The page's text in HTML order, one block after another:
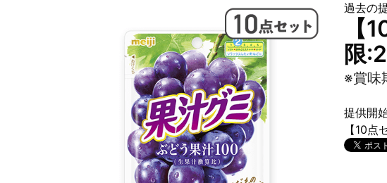
過去の
【
限
※賞味
提供開
【10点